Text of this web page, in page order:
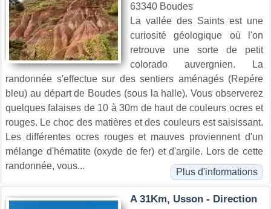
63340 Boudes
La vallée des Saints est une
curiosité géologique où l'on
retrouve une sorte de petit
colorado auvergnien. La
randonnée s'effectue sur des sentiers aménagés (Repére
bleu) au départ de Boudes (sous la halle). Vous observerez
quelques falaises de 10 à 30m de haut de couleurs ocres et
rouges. Le choc des matières et des couleurs est saisissant.
Les différentes ocres rouges et mauves proviennent d'un
mélange d'hématite (oxyde de fer) et d'argile. Lors de cette
randonnée, vous...
Plus d'informations
A 31Km, Usson - Direction